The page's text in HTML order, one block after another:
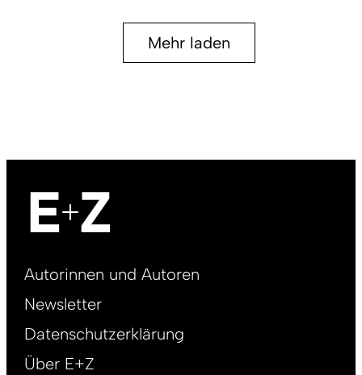
Mehr laden
Footer
DE
Autorinnen und Autoren
Newsletter
Datenschutzerklärung
Über E+Z